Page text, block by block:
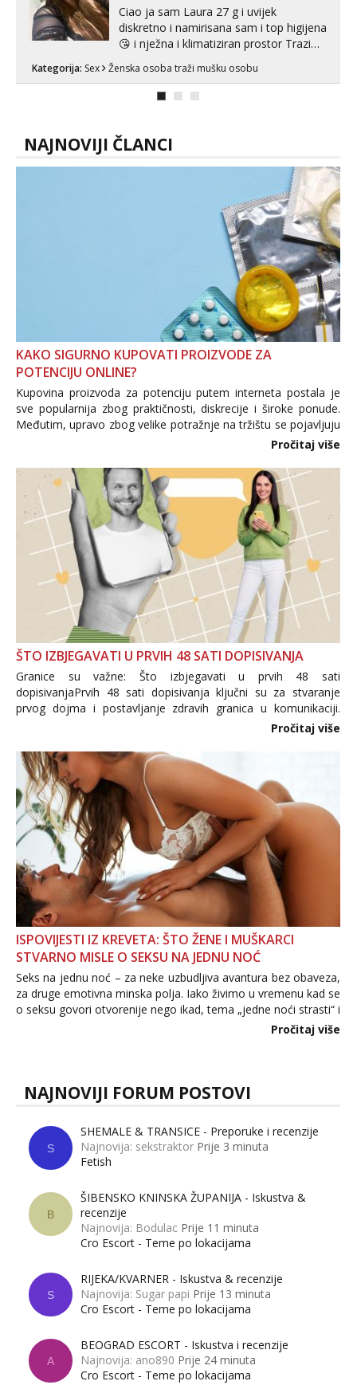
Ciao ja sam Laura 27 g i uvijek
diskretno i namirisana sam i top higijena
😘 i nježna i klimatiziran prostor Trazim
Pusenje i gutanje sperme Erotsko rublje
imam uvijek Lizati me mozes i ljubiti po
Kategorija: Sex Ženska osoba traži mušku osobu
NAJNOVIJI ČLANCI
KAKO SIGURNO KUPOVATI PROIZVODE ZA
POTENCIJU ONLINE?
Kupovina proizvoda za potenciju putem interneta postala je
sve popularnija zbog praktičnosti, diskrecije i široke ponude.
Međutim, upravo zbog velike potražnje na tržištu se pojavljuju
i brojni krivotvoreni proizvodi, nepouzdane internetske
Pročitaj više
ŠTO IZBJEGAVATI U PRVIH 48 SATI DOPISIVANJA
Granice su važne: Što izbjegavati u prvih 48 sati
dopisivanjaPrvih 48 sati dopisivanja ključni su za stvaranje
prvog dojma i postavljanje zdravih granica u komunikaciji.
Važno je izbjeći prebrzo otkrivanje osobnih ili intimnih
informacija, jer nepoznata osoba još nije zaslužila to
povjerenje. Takođe...
Pročitaj više
ISPOVIJESTI IZ KREVETA: ŠTO ŽENE I MUŠKARCI
STVARNO MISLE O SEKSU NA JEDNU NOĆ
Seks na jednu noć – za neke uzbudljiva avantura bez obaveza,
za druge emotivna minska polja. Iako živimo u vremenu kad se
o seksu govori otvorenije nego ikad, tema „jedne noći strasti“ i
dalje izaziva burne rasprave. Što zapravo misle žene, a što
Pročitaj više
NAJNOVIJI FORUM POSTOVI
S
SHEMALE & TRANSICE - Preporuke i recenzije
Najnovija: sekstraktor Prije 3 minuta
Fetish
B
ŠIBENSKO KNINSKA ŽUPANIJA - Iskustva &
recenzije
Najnovija: Bodulac Prije 11 minuta
Cro Escort - Teme po lokacijama
S
RIJEKA/KVARNER - Iskustva & recenzije
Najnovija: Sugar papi Prije 13 minuta
Cro Escort - Teme po lokacijama
A
BEOGRAD ESCORT - Iskustva i recenzije
Najnovija: ano890 Prije 24 minuta
Cro Escort - Teme po lokacijama